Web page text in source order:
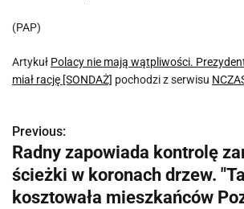
(PAP)
Artykuł Polacy nie mają wątpliwości.
miał rację [SONDAŻ] pochodzi z serwisu
N
a
w
Previous:
Radny zapowiada kontrolę
ścieżki w koronach drzew.
kosztowała mieszkańców